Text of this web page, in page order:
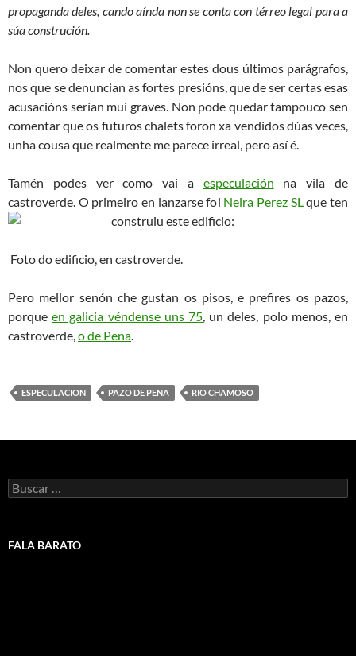
propaganda deles, cando aínda non se conta con térreo legal para a
súa construción.
Non quero deixar de comentar estes dous últimos parágrafos,
nos que se denuncian as fortes presións, que de ser certas esas
acusacións serían mui graves. Non pode quedar tampouco sen
comentar que os futuros chalets foron xa vendidos dúas veces,
unha cousa que realmente me parece irreal, pero así é.
Tamén podes ver como vai a especulación na vila de
castroverde. O primeiro en lanzarse foi Neira Perez SLque ten
construiu este edificio:
Foto do edificio, en castroverde.
Pero mellor senón che gustan os pisos, e prefires os pazos,
porqueen galicia véndense uns 75, un deles, polo menos, en
castroverde,o de Pena.
ESPECULACION PAZO DE PENA RIO CHAMOSO
Buscar:
FALA BARATO